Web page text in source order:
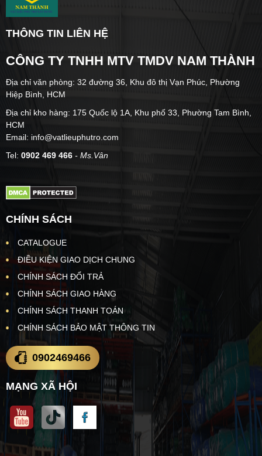
THÔNG TIN LIÊN HỆ
CÔNG TY TNHH MTV TMDV NAM THÀNH
Địa chỉ văn phòng: 32 đường 36, Khu đô thị Vạn Phúc, Phường
Hiệp Bình, HCM
Địa chỉ kho hàng: 175 Quốc lộ 1A, Khu phố 33, Phường Tam Bình,
HCM
Email: info@vatlieuphutro.com
Tel: 0902 469 466 - Ms.Vân
CHÍNH SÁCH
CATALOGUE
ĐIỀU KIỆN GIAO DỊCH CHUNG
CHÍNH SÁCH ĐỔI TRẢ
CHÍNH SÁCH GIAO HÀNG
CHÍNH SÁCH THANH TOÁN
CHÍNH SÁCH BẢO MẬT THÔNG TIN
0902469466
MẠNG XÃ HỘI